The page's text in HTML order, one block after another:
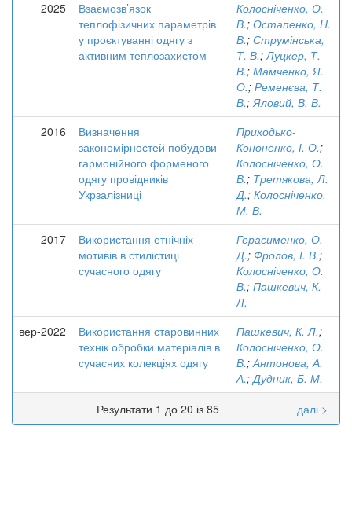
2025
Взаємозв’язок
теплофізичних параметрів
у проєктуванні одягу з
активним теплозахистом
Колосніченко, О.
В.; Остапенко, Н.
В.; Струмінська,
Т. В.;Луцкер, Т.
В.; Мамченко, Я.
О.; Ременєва, Т.
В.;Яловий, В. В.
2016
Визначення
закономірностей побудови
гармонійного форменого
одягу провідників
Укрзалізниці
Приходько-
Кононенко, І. О.;
Колосніченко, О.
В.; Третякова, Л.
Д.; Колосніченко,
М. В.
2017
Використання етнічніх
мотивів в стилістиці
сучасного одягу
Герасименко, О.
Д.; Фролов, І. В.;
Колосніченко, О.
В.; Пашкевич, К.
Л.
вер-2022
Використання старовинних
технік обробки матеріалів в
сучасних колекціях одягу
Пашкевич, К. Л.;
Колосніченко, О.
В.;Антонова, А.
А.;Дудник, Б. М.
Результати 1 до 20 із 85
далі >